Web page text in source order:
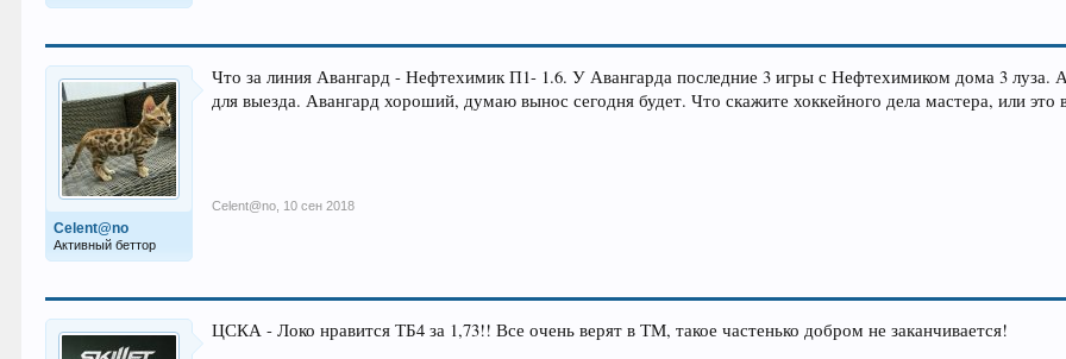
Celent@no
Активный беттор
Что за линия Авангард - Нефтехимик П1- 1.6. У Авангарда последние 3 игры с Нефтехимиком дома 3
для выезда. Авангард хороший, думаю вынос сегодня будет. Что скажите хоккейного дела мастера, или это
Celent@no 10 сен 2018
ЦСКА - Локо нравится ТБ4 за 1,73!! Все очень верят в ТМ, такое частенько добром не заканчивается!